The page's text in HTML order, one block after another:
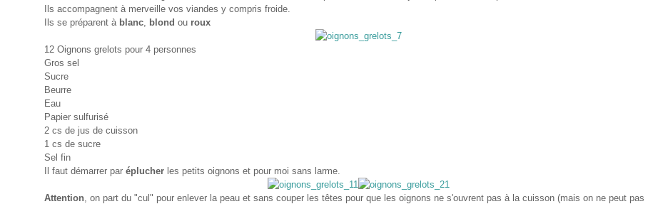
Ils accompagnent à merveille vos viandes y compris froide.
Ils se préparent à blanc, blond ou roux
12 Oignons grelots pour 4 personnes
Gros sel
Sucre
Beurre
Eau
Papier sulfurisé
2 cs de jus de cuisson
1 cs de sucre
Sel fin
Il faut démarrer par éplucher les petits oignons et pour moi sans larme.
Attention, on part du "cul" pour enlever la peau et sans couper les têtes pour que les oignons ne s'ouvrent pas à la cuisson (mais on ne peut pas